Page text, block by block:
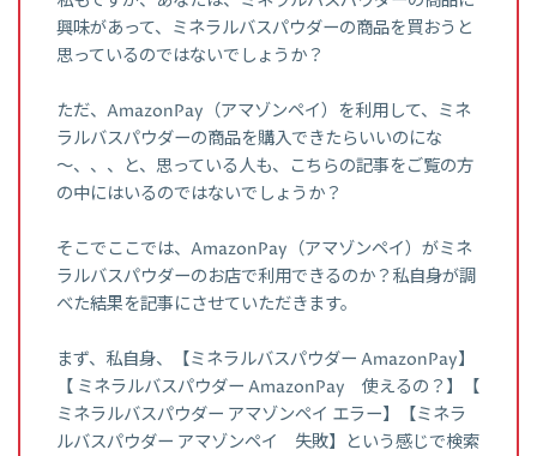
興味があって、ミネラルバスパウダーの商品を買おうと
思っているのではないでしょうか？
ただ、AmazonPay（アマゾンペイ）を利用して、ミネ
ラルバスパウダーの商品を購入できたらいいのにな
～、、、と、思っている人も、こちらの記事をご覧の方
の中にはいるのではないでしょうか？
そこでここでは、AmazonPay（アマゾンペイ）がミネ
ラルバスパウダーのお店で利用できるのか？私自身が調
べた結果を記事にさせていただきます。
まず、私自身、【ミネラルバスパウダー AmazonPay】
【 ミネラルバスパウダー AmazonPay 使えるの？】【
ミネラルバスパウダー アマゾンペイ エラー】【ミネラ
ルバスパウダー アマゾンペイ 失敗】という感じで検索